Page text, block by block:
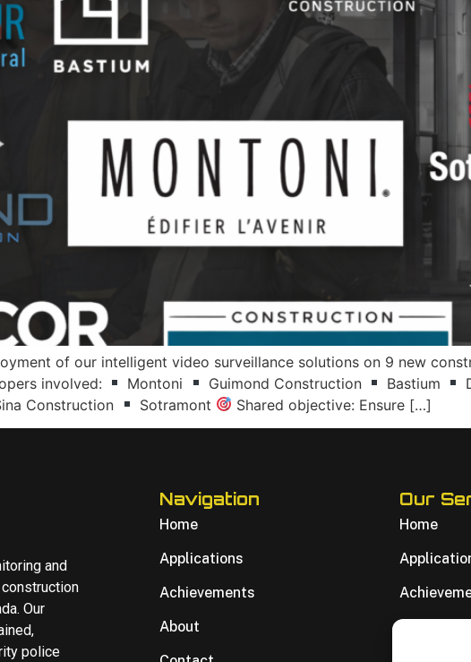
of our intelligent video surveillance solutions on 9 new
involved: Montoni Guimond Construction Bastium
Construction Sotramont Shared objective: Ensure […]
and
Our
police
Navigation
Home
Applications
Achievements
About
Our
Home